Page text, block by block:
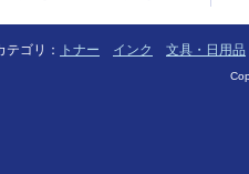
テゴリ： トナー インク 文具・日用品